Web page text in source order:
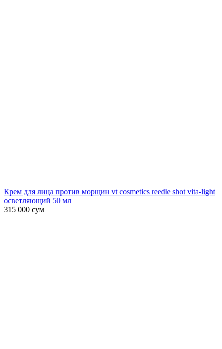
Крем для лица против морщин vt cosmetics reedle shot vita-light
осветляющий 50 мл
315 000 сум